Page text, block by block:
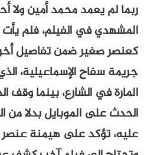
ربما لم يعمد محمد أمين ولا
المشهدي في الفيلم، فلم
كعنصر صغير ضمن تفاصيل
جريمة سفاح الإسماعيلية،
المارة في الشارع، بينما
الحدث على الموبايل بدلا من
عليه، تؤكد على هيمنة عنصر